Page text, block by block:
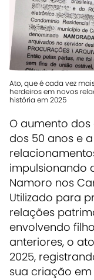
Ato, que é cada vez
herdeiros em novos
história em 2025
O aumento
dos 50 anos e
impulsionando
Namoro nos
Utilizado para
relações
envolvendo
anteriores, o
2025,
sua criação em